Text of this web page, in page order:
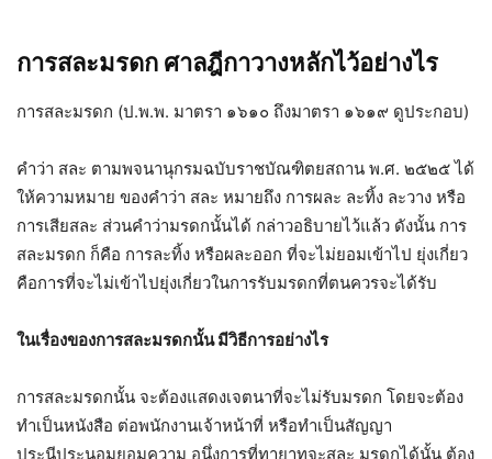
การสละมรดก ศาลฎีกาวางหลักไว้อย่างไร
การสละมรดก (ป.พ.พ. มาตรา ๑๖๑๐ ถึงมาตรา ๑๖๑๙ ดูประกอบ)
คำว่า สละ ตามพจนานุกรมฉบับราชบัณฑิตยสถาน พ.ศ. ๒๕๒๕ ได้
ให้ความหมาย ของคำว่า สละ หมายถึง การผละ ละทิ้ง ละวาง หรือ
การเสียสละ ส่วนคำว่ามรดกนั้นได้ กล่าวอธิบายไว้แล้ว ดังนั้น การ
สละมรดก ก็คือ การละทิ้ง หรือผละออก ที่จะไม่ยอมเข้าไป ยุ่งเกี่ยว
คือการที่จะไม่เข้าไปยุ่งเกี่ยวในการรับมรดกที่ตนควรจะได้รับ
ในเรื่องของการสละมรดกนั้น มีวิธีการอย่างไร
การสละมรดกนั้น จะต้องแสดงเจตนาที่จะไม่รับมรดก โดยจะต้อง
ทำเป็นหนังสือ ต่อพนักงานเจ้าหน้าที่ หรือทำเป็นสัญญา
ประนีประนอมยอมความ อนึ่งการที่ทายาทจะสละ มรดกได้นั้น ต้อง